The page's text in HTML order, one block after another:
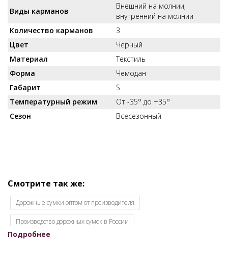
Виды карманов
Внешний на молнии,
внутренний на молнии
Количество карманов
3
Цвет
Чёрный
Материал
Текстиль
Форма
Чемодан
Габарит
S
Температурный режим
От -35° до +35°
Сезон
Всесезонный
Смотрите так же:
Дорожные сумки оптом от производителя
Производство дорожных сумок в России
Спортивные сумки оптом
Подробнее